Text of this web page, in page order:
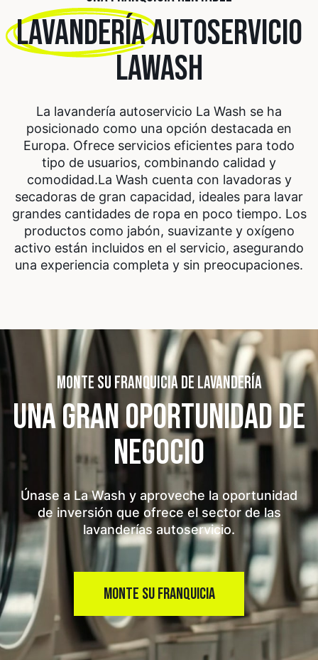
LAVANDERÍAAUTOSERVICIO
LAWASH
La lavandería autoservicio La Wash se ha
posicionado como una opción destacada en
Europa. Ofrece servicios eficientes para todo
tipo de usuarios, combinando calidad y
comodidad.La Wash cuenta con lavadoras y
secadoras de gran capacidad, ideales para lavar
grandes cantidades de ropa en poco tiempo. Los
productos como jabón, suavizante y oxígeno
activo están incluidos en el servicio, asegurando
una experiencia completa y sin preocupaciones.
MONTE SU FRANQUICIA DE LAVANDERÍA
UNA GRAN OPORTUNIDADDE
NEGOCIO
Únase a La Wash y aproveche la oportunidad
de inversión que ofrece el sector de las
lavanderías autoservicio.
MONTE SU FRANQUICIA